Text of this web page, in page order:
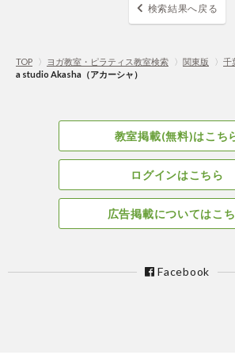
検索結果へ戻る
TOP 〉 ヨガ教室・ピラティス教室検索 〉 関東版 〉 千
a studio Akasha（アカーシャ）
教室掲載(無料)はこち
ログインはこちら
広告掲載についてはこ
Facebook